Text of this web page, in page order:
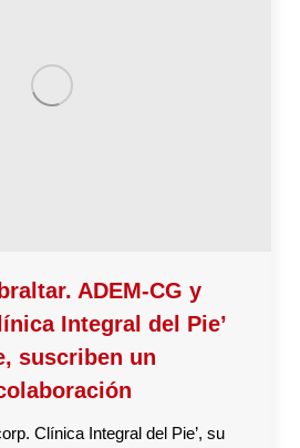
ADEM-CG y
Integral del Pie’
suscriben un
Clínica Integral del Pie’, su